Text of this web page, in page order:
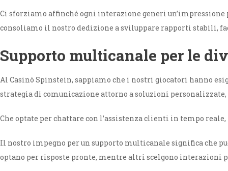
Ci sforziamo affinché ogni interazione generi un’impressione
consoliamo il nostro dedizione a sviluppare rapporti stabili,
Supporto multicanale per le
Al Casinò Spinstein, sappiamo che i nostri giocatori hanno
strategia di comunicazione attorno a soluzioni
Che optate per chattare con l’assistenza clienti in tempo
Il nostro impegno per un supporto multicanale significa che
optano per risposte pronte, mentre altri scelgono interazioni